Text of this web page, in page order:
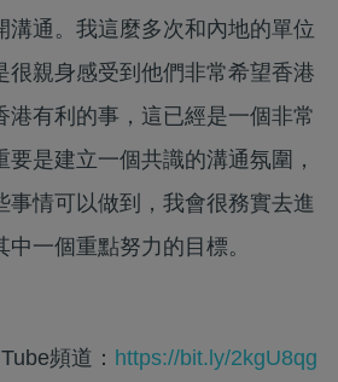
溝通。我這麼多次和內地的單位
很親身感受到他們非常希望香港
港有利的事，這已經是一個非常
要是建立一個共識的溝通氛圍，
事情可以做到，我會很務實去進
一個重點努力的目標。
頻道： https://bit.ly/2kgU8qg